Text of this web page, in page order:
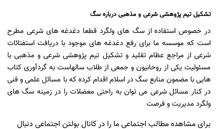
تشکیل تیم پژوهشی شرعی و مذهبی درباره سگ
در خصوص استفاده از سگ های ولگرد قطعا دغدغه های شرعی مطرح
است که موسسه ما برای رفع دغدغه های موجود با دریافت استفتائات
شرعی از مراجع عظام تقلید و تشکیل تیم پژوهشی شرعی و مذهبی با
مسئولیت یکی از روحانیون و جمعی از طلاب سالهاست به گردآوری کتاب
هایی با مضمون منابع سگ در اسلام اقدام کرده که با مسائل علمی و فنی
در کنار مسائل شرعی می توان به راحتی معضلات را در زمینه سگ های
ولگرد مدیریت و فرصت
برای مشاهده مطالب اجتماعی ما را در کانال بولتن اجتماعی دنبال